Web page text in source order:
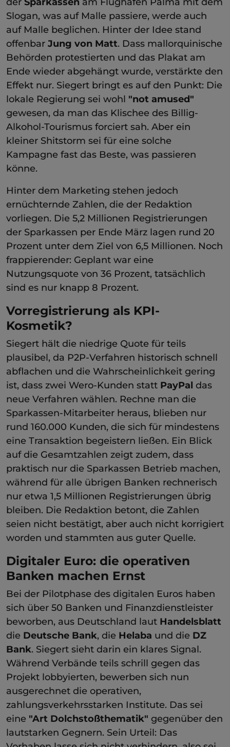
Slogan, was auf Malle passiere, werde auch
auf Malle beglichen. Hinter der Idee stand
offenbar Jung von Matt. Dass mallorquinische
Behörden protestierten und das Plakat am
Ende wieder abgehängt wurde, verstärkte den
Effekt nur. Siegert bringt es auf den Punkt: Die
lokale Regierung sei wohl "not amused"
gewesen, da man das Klischee des Billig-
Alkohol-Tourismus forciert sah. Aber ein
kleiner Shitstorm sei für eine solche
Kampagne fast das Beste, was passieren
könne.
Hinter dem Marketing stehen jedoch
ernüchternde Zahlen, die der Redaktion
vorliegen. Die 5,2 Millionen Registrierungen
der Sparkassen per Ende März lagen rund 20
Prozent unter dem Ziel von 6,5 Millionen. Noch
frappierender: Geplant war eine
Nutzungsquote von 36 Prozent, tatsächlich
sind es nur knapp 8 Prozent.
Vorregistrierung als KPI-
Kosmetik?
Siegert hält die niedrige Quote für teils
plausibel, da P2P-Verfahren historisch schnell
abflachen und die Wahrscheinlichkeit gering
ist, dass zwei Wero-Kunden statt PayPal das
neue Verfahren wählen. Rechne man die
Sparkassen-Mitarbeiter heraus, blieben nur
rund 160.000 Kunden, die sich für mindestens
eine Transaktion begeistern ließen. Ein Blick
auf die Gesamtzahlen zeigt zudem, dass
praktisch nur die Sparkassen Betrieb machen,
während für alle übrigen Banken rechnerisch
nur etwa 1,5 Millionen Registrierungen übrig
bleiben. Die Redaktion betont, die Zahlen
seien nicht bestätigt, aber auch nicht korrigiert
worden und stammten aus guter Quelle.
Digitaler Euro: die operativen
Banken machen Ernst
Bei der Pilotphase des digitalen Euros haben
sich über 50 Banken und Finanzdienstleister
beworben, aus Deutschland laut Handelsblatt
die Deutsche Bank, die Helaba und die DZ
Bank. Siegert sieht darin ein klares Signal.
Während Verbände teils schrill gegen das
Projekt lobbyierten, bewerben sich nun
ausgerechnet die operativen,
zahlungsverkehrsstarken Institute. Das sei
eine "Art Dolchstoßthematik" gegenüber den
lautstarken Gegnern. Sein Urteil: Das